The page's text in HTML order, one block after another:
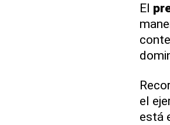
El
el
está